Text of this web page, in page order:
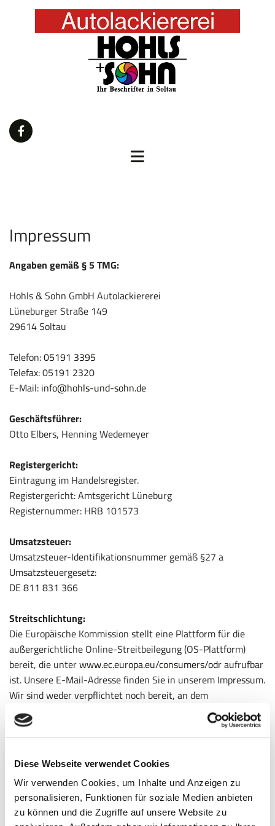
Diese Webseite verwendet Cookies
Wir verwenden Cookies, um Inhalte und Anzeigen zu
personalisieren, Funktionen für soziale Medien anbieten
zu können und die Zugriffe auf unsere Website zu
Impressum
Angaben gemäß § 5 TMG:
Hohls & Sohn GmbH Autolackiererei
Lüneburger Straße 149
29614 Soltau
Telefon:05191 3395
Telefax: 05191 2320
E-Mail: info@hohls-und-sohn.de
Geschäftsführer:
Otto Elbers, Henning Wedemeyer
Registergericht:
Eintragung im Handelsregister.
Registergericht: Amtsgericht Lüneburg
Registernummer: HRB 101573
Umsatzsteuer:
Umsatzsteuer-Identifikationsnummer gemäß §27 a
Umsatzsteuergesetz:
DE 811 831 366
Streitschlichtung:
Die Europäische Kommission stellt eine Plattform für die
außergerichtliche Online-Streitbeilegung (OS-Plattform)
bereit, die unterwww.ec.europa.eu/consumers/odraufrufbar
ist. Unsere E-Mail-Adresse finden Sie in unserem Impressum.
Wir sind weder verpflichtet noch bereit, an dem
Streitschlichtungsverfahren teilzunehmen.
Haftung für Inhalte
Als Diensteanbieter sind wir gemäß § 7 Abs.1 TMG für eigene
Inhalte auf diesen Seiten nach den allgemeinen Gesetzen
verantwortlich. Nach §§ 8 bis 10 TMG sind wir als
Diensteanbieter jedoch nicht verpflichtet, übermittelte oder
gespeicherte fremde Informationen zu überwachen oder